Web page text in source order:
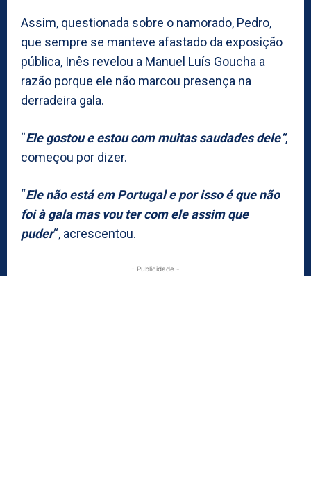
Assim, questionada sobre o namorado, Pedro,
que sempre se manteve afastado da exposição
pública, Inês revelou a Manuel Luís Goucha a
razão porque ele não marcou presença na
derradeira gala.
“Ele gostou e estou com muitas saudades dele“,
começou por dizer.
“Ele não está em Portugal e por isso é que não
foi à gala mas vou ter com ele assim que
puder“, acrescentou.
- Publicidade -